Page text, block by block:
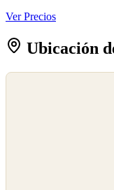
Ver Precios
Ubicación